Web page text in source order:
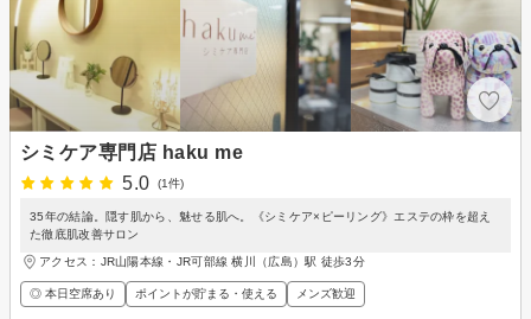
シミケア専門店 haku me
5.0
(1件)
35年の結論。隠す肌から、魅せる肌へ。《シミケア×ピーリング》エステの枠を超え
た徹底肌改善サロン
アクセス：JR山陽本線・JR可部線 横川（広島）駅 徒歩3分
◎ 本日空席あり ポイントが貯まる・使える メンズ歓迎